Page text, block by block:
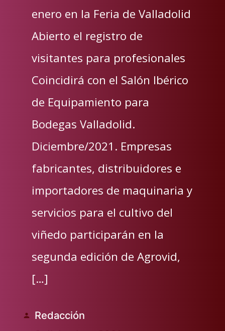
enero en la Feria de Valladolid
Abierto el registro de
visitantes para profesionales
Coincidirá con el Salón Ibérico
de Equipamiento para
Bodegas Valladolid.
Diciembre/2021. Empresas
fabricantes, distribuidores e
importadores de maquinaria y
servicios para el cultivo del
viñedo participarán en la
segunda edición de Agrovid,
[…]
Publicado
Redacción